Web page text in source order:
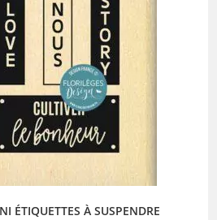
ÉTIQUETTES À SUSPENDRE